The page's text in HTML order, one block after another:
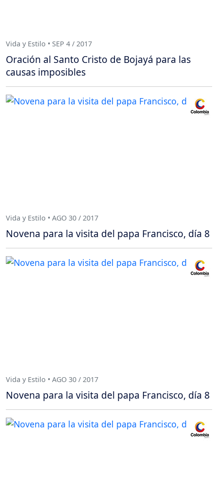
Vida y Estilo • SEP 4 / 2017
Oración al Santo Cristo de Bojayá para las
causas imposibles
Vida y Estilo • AGO 30 / 2017
Novena para la visita del papa Francisco, día 8
Vida y Estilo • AGO 30 / 2017
Novena para la visita del papa Francisco, día 8